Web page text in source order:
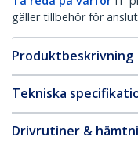
gäller tillbehör för
Produktbeskrivning
Tekniska
Drivrutiner &